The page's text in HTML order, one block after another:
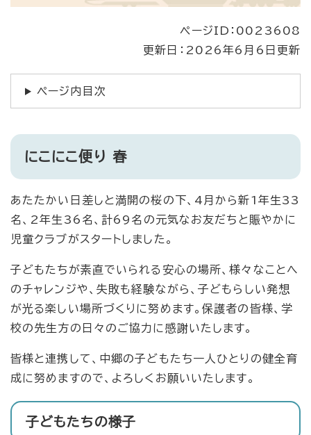
ページID：0023608
更新日：2026年6月6日更新
ページ内目次
にこにこ便り 春
あたたかい日差しと満開の桜の下、4月から新1年生33
名、2年生36名、計69名の元気なお友だちと賑やかに
児童クラブがスタートしました。
​子どもたちが素直でいられる安心の場所、様々なことへ
のチャレンジや、失敗も経験ながら、子どもらしい発想
が光る楽しい場所づくりに努めます。保護者の皆様、学
校の先生方の日々のご協力に感謝いたします。
皆様と連携して、中郷の子どもたち一人ひとりの健全育
成に努めますので、よろしくお願いいたします。
子どもたちの様子